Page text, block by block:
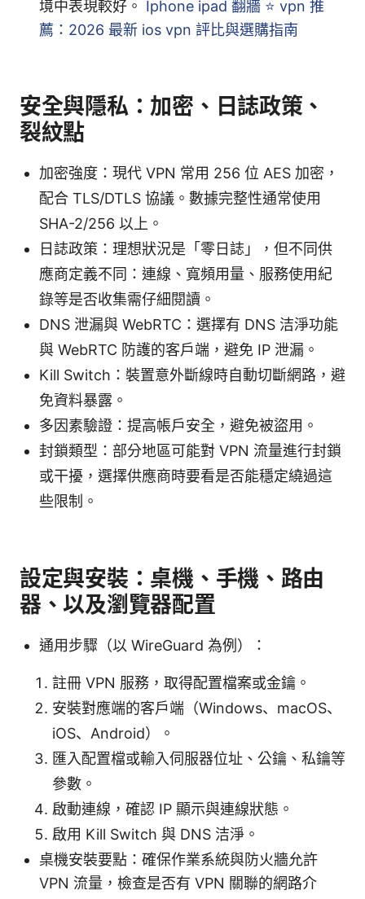
境中表現較好。 Iphone ipad 翻牆 ⭐ vpn 推
薦：2026 最新 ios vpn 評比與選購指南
安全與隱私：加密、日誌政策、
裂紋點
加密強度：現代 VPN 常用 256 位 AES 加密，
配合 TLS/DTLS 協議。數據完整性通常使用
SHA-2/256 以上。
日誌政策：理想狀況是「零日誌」，但不同供
應商定義不同：連線、寬頻用量、服務使用紀
錄等是否收集需仔細閱讀。
DNS 泄漏與 WebRTC：選擇有 DNS 洁淨功能
與 WebRTC 防護的客戶端，避免 IP 泄漏。
Kill Switch：裝置意外斷線時自動切斷網路，避
免資料暴露。
多因素驗證：提高帳戶安全，避免被盜用。
封鎖類型：部分地區可能對 VPN 流量進行封鎖
或干擾，選擇供應商時要看是否能穩定繞過這
些限制。
設定與安裝：桌機、手機、路由
器、以及瀏覽器配置
通用步驟（以 WireGuard 為例）：
註冊 VPN 服務，取得配置檔案或金鑰。
安裝對應端的客戶端（Windows、macOS、
iOS、Android）。
匯入配置檔或輸入伺服器位址、公鑰、私鑰等
參數。
啟動連線，確認 IP 顯示與連線狀態。
啟用 Kill Switch 與 DNS 洁淨。
桌機安裝要點：確保作業系統與防火牆允許
VPN 流量，檢查是否有 VPN 關聯的網路介